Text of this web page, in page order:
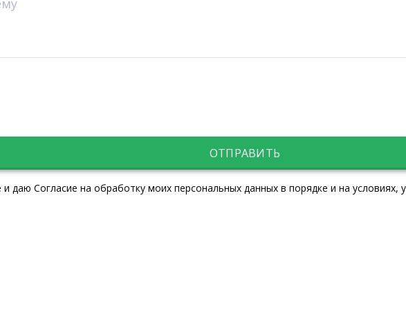
ОТПРАВИТЬ
даю Согласие на обработку моих персональных данных в порядке и на условиях,